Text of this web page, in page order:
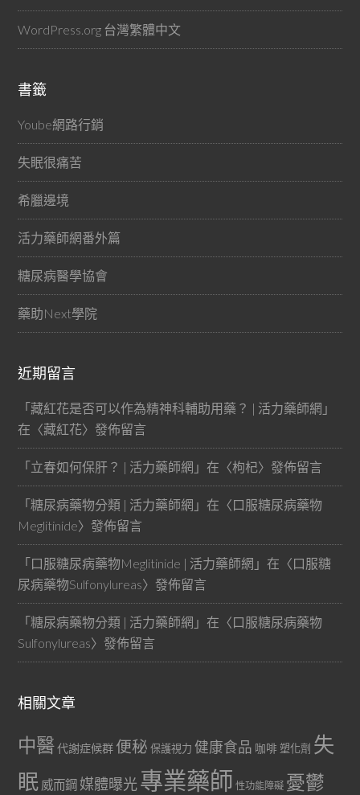
WordPress.org 台灣繁體中文
書籤
Yoube網路行銷
失眠很痛苦
希臘邊境
活力藥師網番外篇
糖尿病醫學協會
藥助Next學院
近期留言
「藏紅花是否可以作為精神科輔助用藥？ | 活力藥師網 」
在〈藏紅花〉發佈留言
「立春如何保肝？ | 活力藥師網 」在〈枸杞〉發佈留言
「糖尿病藥物分類 | 活力藥師網 」在〈口服糖尿病藥物
Meglitinide〉發佈留言
「口服糖尿病藥物Meglitinide | 活力藥師網 」在〈口服糖
尿病藥物Sulfonylureas〉發佈留言
「糖尿病藥物分類 | 活力藥師網 」在〈口服糖尿病藥物
Sulfonylureas〉發佈留言
相關文章
中醫代謝症候群 便秘 保護視力 健康食品 咖啡 塑化劑 失
眠 威而鋼 媒體曝光專業藥師 性功能障礙 憂鬱